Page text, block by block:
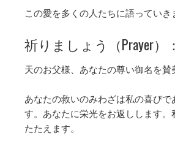
この愛を多くの人たちに語っていき
祈りましょう（Prayer）：
天のお父様、あなたの尊い御名を賛
あなたの救いのみわざは私の喜びで
す。あなたに栄光をお返しします。
たたえます。